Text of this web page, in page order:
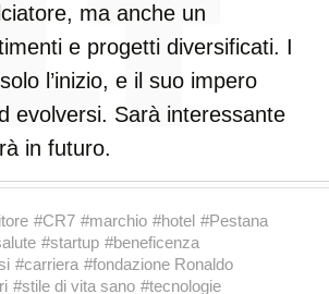
ma anche un
e progetti diversificati. I
l’inizio, e il suo impero
evolversi. Sarà interessante
in futuro.
#CR7 #marchio #hotel #Pestana
#startup #beneficenza
#carriera #fondazione Ronaldo
#stile di vita sano #tecnologie